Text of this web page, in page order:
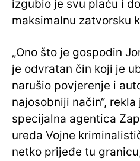
izgubio je svu plaću i
maksimalnu zatvorsku
„Ono što je gospodin
je odvratan čin koji je
narušio povjerenje i
najosobniji način“,
specijalna agentica
ureda Vojne
netko prijeđe tu